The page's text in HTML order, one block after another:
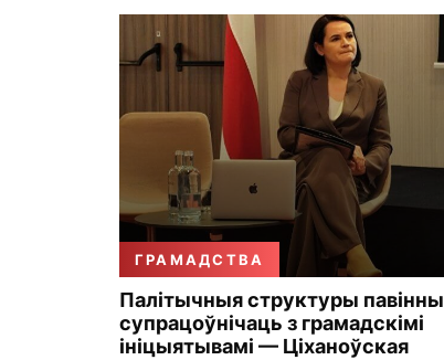
ГРАМАДСТВА
Палітычныя структуры павінны
супрацоўнічаць з грамадскімі
ініцыятывамі — Ціханоўская